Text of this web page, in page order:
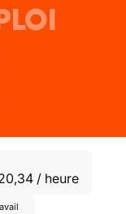
/ heure